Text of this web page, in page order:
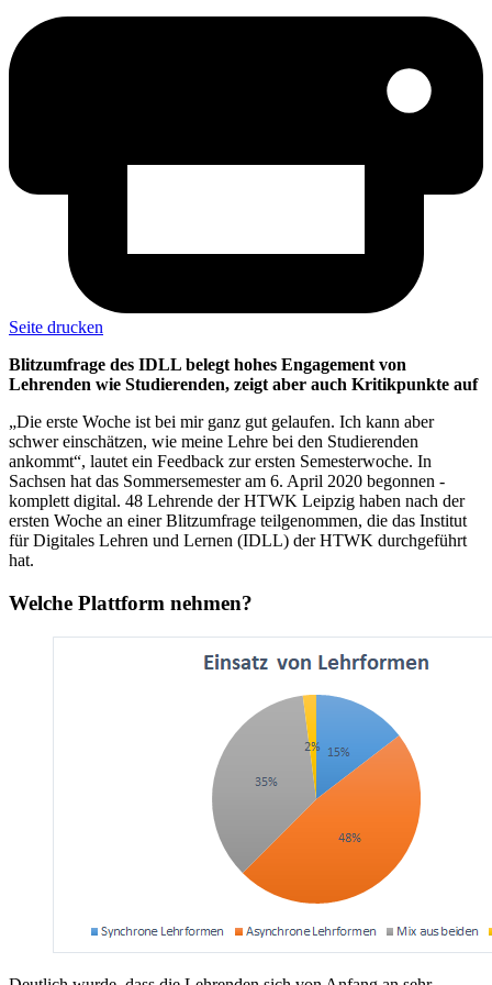
Seite drucken
Blitzumfrage des IDLL belegt hohes Engagement von
Lehrenden wie Studierenden, zeigt aber auch Kritikpunkte auf
„Die erste Woche ist bei mir ganz gut gelaufen. Ich kann aber
schwer einschätzen, wie meine Lehre bei den Studierenden
ankommt“, lautet ein Feedback zur ersten Semesterwoche. In
Sachsen hat das Sommersemester am 6. April 2020 begonnen -
komplett digital. 48 Lehrende der HTWK Leipzig haben nach der
ersten Woche an einer Blitzumfrage teilgenommen, die das Institut
für Digitales Lehren und Lernen (IDLL) der HTWK durchgeführt
hat.
Welche Plattform nehmen?